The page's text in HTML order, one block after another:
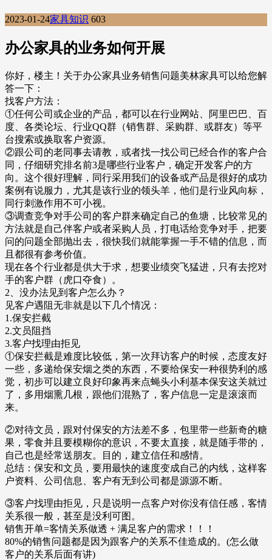
2023-01-24家具知识 603
办公家具的业务如何开展
你好，楼主！关于办公家具业务销售问题美林家具可以给您解
答一下：
找客户方法：
①任何公司或企业的产品，都可以在行业网站、阿里巴巴、百
度、各类论坛、行业QQ群（销售群、采购群、或群友）等平
台搜索或换取客户资源。
②跟公司的老同事去请教，或者找一找公司已经合作的客户合
同，仔细研究排名前3是哪些行业客户，确定开发客户的方
向。这个很好理解，同行采用我们的设备或产品是很好的成功
案例有说服力，尤其是该行业的领头羊，他们是行业风向标，
同行刺激作用不可小视。
③调查竞争对手公司的客户群来确定自己的鱼塘，比较常见的
方法就是自己伴客户或者采购人员，打电话给竞争对手，把要
问的问题全部抛出去，很快我们就能掌握一手不错的信息，而
且都很有参考价值。
现在各个行业都是供大于求，想要业绩突飞猛进，只有去挖对
手的客户群（虎口夺食）。
2、没办法见到客户怎么办？
见客户遇阻无非就是以下几个情况：
1.保安拦截
2.文员阻挡
3.客户找理由拒见
①保安拦截是难度比较低，第一次拜访客户的时候，态度友好
一些，多递给保安烟之类的东西，不要给保安一种很势利的感
觉，初步可以建立良好印象再来点蝇头小利基本保安这关就过
了，多用烟熏几根，跟他们混熟了，客户信息一定是滚滚而
来。
②对待文员，跟对付保安的方法差不多，包里带一些新奇的糖
果，零食并且要模糊你的意识，不要太直接，就是随手带的，
自己也是经常送朋友。目的，建立信任和感情。
总结：保安和文员，要用最快的速度变成自己的内线，这样客
户资料、公司信息、客户有无到公司都是源源不断。
③客户找理由拒见，只是说明一点客户对你没有信任感，客情
关系很一般，甚至是没利可图。
销售开单=客情关系做透 + 满足客户的需求！！！
80%的销售问题都是因为跟客户的关系不佳造成的。(怎么做
客户的关系后面有讲)